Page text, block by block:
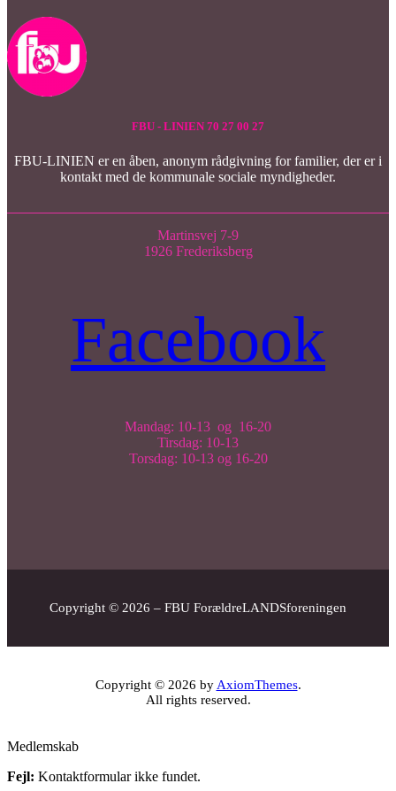
FBU - LINIEN 70 27 00 27
FBU-LINIEN er en åben, anonym rådgivning for familier, der er i
kontakt med de kommunale sociale myndigheder.
Martinsvej 7-9
1926 Frederiksberg
Facebook
Mandag: 10-13 og 16-20
Tirsdag: 10-13
Torsdag: 10-13 og 16-20
Copyright © 2026 – FBU ForældreLANDSforeningen
Copyright © 2026 by AxiomThemes.
All rights reserved.
Medlemskab
Fejl: Kontaktformular ikke fundet.